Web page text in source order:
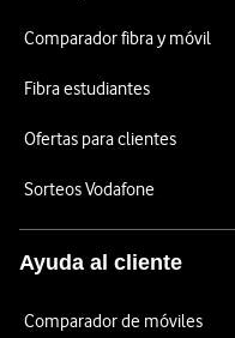
Comparador fibra y móvil
Fibra estudiantes
Ofertas para clientes
Sorteos Vodafone
Ayuda al cliente
Comparador de móviles